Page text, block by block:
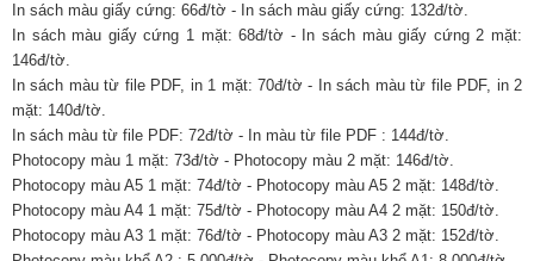
In sách màu giấy cứng: 66đ/tờ - In sách màu giấy cứng: 132đ/tờ.
In sách màu giấy cứng 1 mặt: 68đ/tờ - In sách màu giấy cứng 2 mặt:
146đ/tờ.
In sách màu từ file PDF, in 1 mặt: 70đ/tờ - In sách màu từ file PDF, in 2
mặt: 140đ/tờ.
In sách màu từ file PDF: 72đ/tờ - In màu từ file PDF : 144đ/tờ.
Photocopy màu 1 mặt: 73đ/tờ - Photocopy màu 2 mặt: 146đ/tờ.
Photocopy màu A5 1 mặt: 74đ/tờ - Photocopy màu A5 2 mặt: 148đ/tờ.
Photocopy màu A4 1 mặt: 75đ/tờ - Photocopy màu A4 2 mặt: 150đ/tờ.
Photocopy màu A3 1 mặt: 76đ/tờ - Photocopy màu A3 2 mặt: 152đ/tờ.